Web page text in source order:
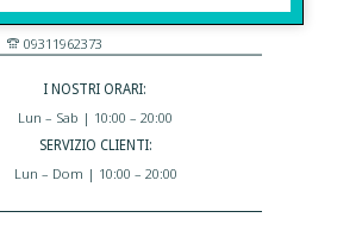
Eshop@apiedinudinelparcoboutique.com
09311962373
I NOSTRI ORARI:
Lun – Sab | 10:00 – 20:00
SERVIZIO CLIENTI:
Lun – Dom | 10:00 – 20:00